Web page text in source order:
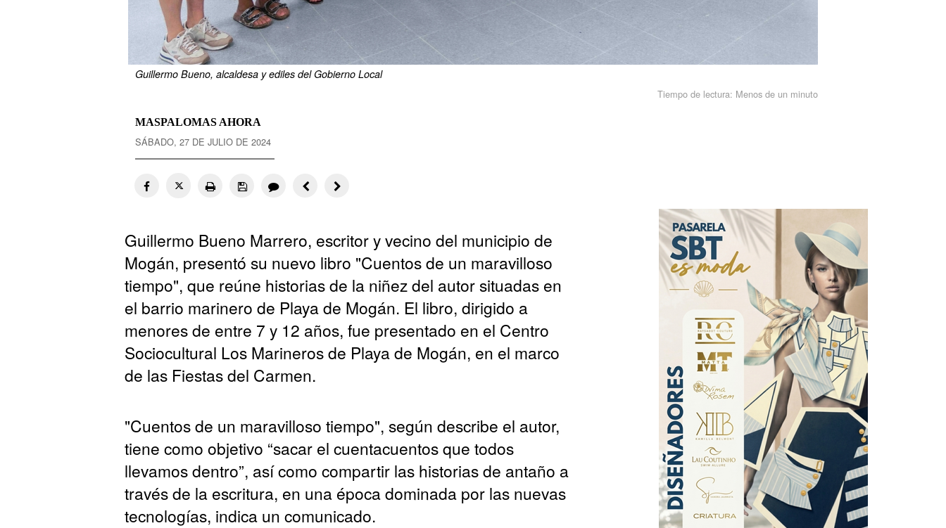
Guillermo Bueno, alcaldesa y ediles del Gobierno Local
MASPALOMAS AHORA
SÁBADO, 27 DE JULIO DE 2024
Tiempo de lectura: Menos de un minuto
Guillermo Bueno Marrero, escritor y vecino del municipio de
Mogán, presentó su nuevo libro "Cuentos de un maravilloso
tiempo", que reúne historias de la niñez del autor situadas en
el barrio marinero de Playa de Mogán. El libro, dirigido a
menores de entre 7 y 12 años, fue presentado en el Centro
Sociocultural Los Marineros de Playa de Mogán, en el marco
de las Fiestas del Carmen.
"Cuentos de un maravilloso tiempo", según describe el autor,
tiene como objetivo “sacar el cuentacuentos que todos
llevamos dentro”, así como compartir las historias de antaño a
través de la escritura, en una época dominada por las nuevas
tecnologías, indica un comunicado.